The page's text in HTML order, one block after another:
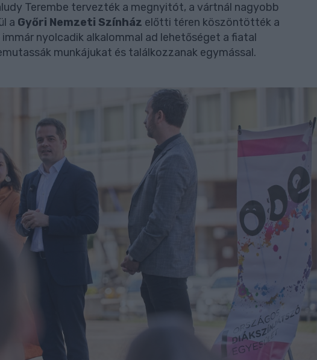
Terembe tervezték a megnyitót, a vártnál nagyobb
a Győri Nemzeti Színház előtti téren köszöntötték a
nyolcadik alkalommal ad lehetőséget a fiatal
munkájukat és találkozzanak egymással.